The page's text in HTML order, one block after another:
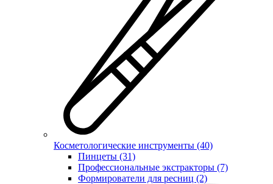
Косметологические инструменты (40)
Пинцеты (31)
Профессиональные экстракторы (7)
Формирователи для ресниц (2)